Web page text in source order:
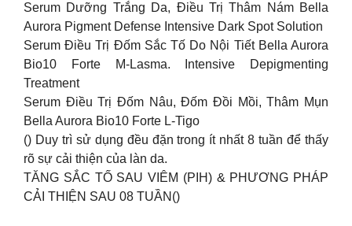
Serum Dưỡng Trắng Da, Điều Trị Thâm Nám Bella
Aurora Pigment Defense Intensive Dark Spot Solution
Serum Điều Trị Đốm Sắc Tố Do Nội Tiết Bella Aurora
Bio10 Forte M-Lasma. Intensive Depigmenting
Treatment
Serum Điều Trị Đốm Nâu, Đốm Đồi Mồi, Thâm Mụn
Bella Aurora Bio10 Forte L-Tigo
() Duy trì sử dụng đều đặn trong ít nhất 8 tuần để thấy
rõ sự cải thiện của làn da.
TĂNG SẮC TỐ SAU VIÊM (PIH) & PHƯƠNG PHÁP
CẢI THIỆN SAU 08 TUẦN()